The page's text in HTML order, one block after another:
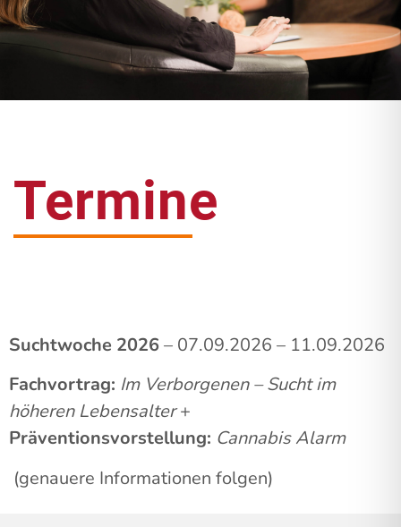
Termine
Suchtwoche 2026– 07.09.2026 – 11.09.2026
Fachvortrag: Im Verborgenen – Sucht im
höheren Lebensalter+
Präventionsvorstellung: Cannabis Alarm
(genauere Informationen folgen)